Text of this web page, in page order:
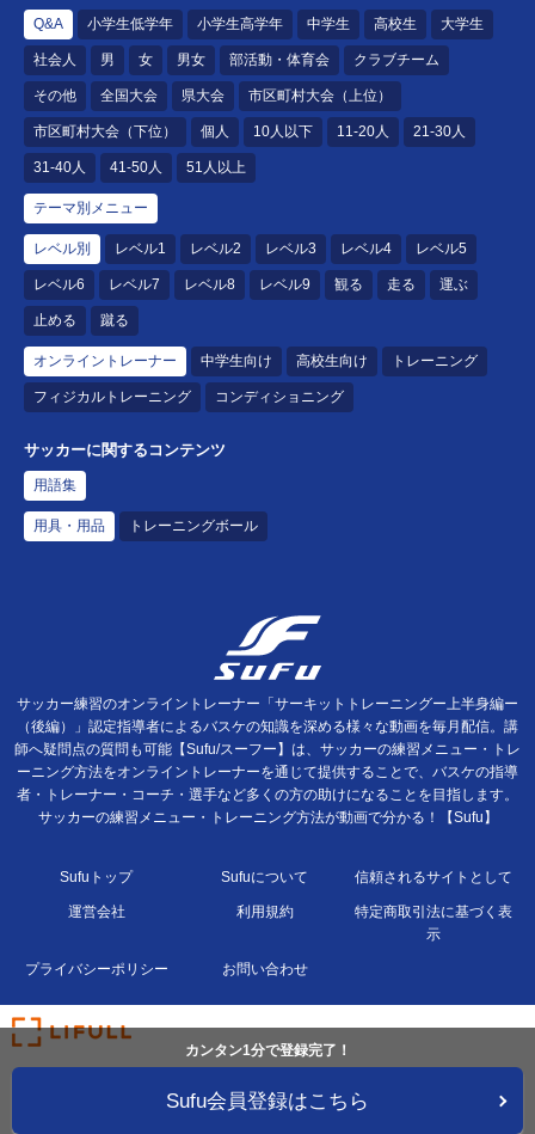
Q&A 小学生低学年 小学生高学年 中学生 高校生 大学生
社会人 男 女 男女 部活動・体育会 クラブチーム
その他 全国大会 県大会 市区町村大会（上位）
市区町村大会（下位） 個人 10人以下 11-20人 21-30人
31-40人 41-50人 51人以上
テーマ別メニュー
レベル別 レベル1 レベル2 レベル3 レベル4 レベル5
レベル6 レベル7 レベル8 レベル9 観る 走る 運ぶ
止める 蹴る
オンライントレーナー 中学生向け 高校生向け トレーニング
フィジカルトレーニング コンディショニング
サッカーに関するコンテンツ
用語集
用具・用品 トレーニングボール
カンタン1分で登録完了！
Sufu会員登録はこちら
サッカー練習のオンライントレーナー「サーキットトレーニングー上半身編ー
（後編）」認定指導者によるバスケの知識を深める様々な動画を毎月配信。講
師へ疑問点の質問も可能【Sufu/スーフー】は、サッカーの練習メニュー・トレ
ーニング方法をオンライントレーナーを通じて提供することで、バスケの指導
者・トレーナー・コーチ・選手など多くの方の助けになることを目指します。
サッカーの練習メニュー・トレーニング方法が動画で分かる！【Sufu】
Sufuトップ Sufuについて 信頼されるサイトとして
運営会社 利用規約
特定商取引法に基づく表
示
プライバシーポリシー お問い合わせ